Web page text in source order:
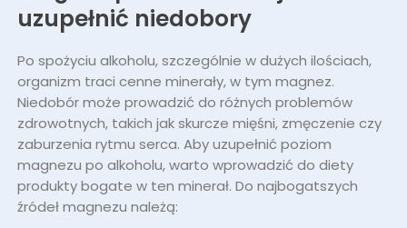
uzupełnić niedobory
Po spożyciu alkoholu, szczególnie w dużych ilościach,
organizm traci cenne minerały, w tym magnez.
Niedobór może prowadzić do różnych problemów
zdrowotnych, takich jak skurcze mięśni, zmęczenie czy
zaburzenia rytmu serca. Aby uzupełnić poziom
magnezu po alkoholu, warto wprowadzić do diety
produkty bogate w ten minerał. Do najbogatszych
źródeł magnezu należą: